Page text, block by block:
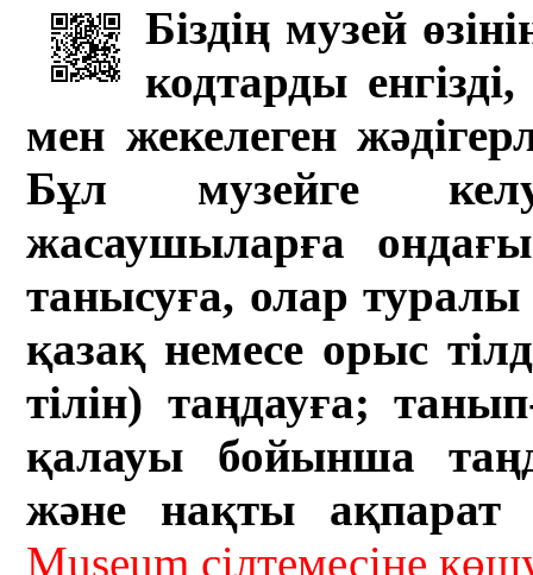
Біздің музей
кодтарды
мен жекелеген
Бұл музейге
жасаушыларға
танысуға, олар туралы
қазақ немесе орыс
тілін) таңдауға;
қалауы бойынша
және нақты ақпарат
Museum сілтемесіне